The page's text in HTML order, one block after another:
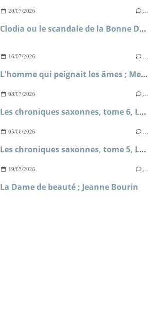
20/07/2026
Clodia ou le scandale de la Bonne Déesse ; Sophie Malick-Prunier
16/07/2026
L'homme qui peignait les âmes ; Metin Arditi
08/07/2026
Les chroniques saxonnes, tome 6, La mort des rois ; Bernard Cornwell
05/06/2026
Les chroniques saxonnes, tome 5, La terre en feu ; Bernard Cornwell
19/03/2026
La Dame de beauté ; Jeanne Bourin